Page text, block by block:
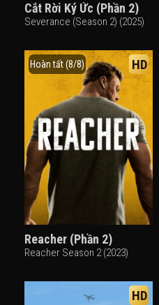
Cắt Rời Ký Ức (Phần 2)
Severance (Season 2) (2025)
Hoàn tất (8/8) HD
Reacher (Phần 2)
Reacher Season 2 (2023)
HD